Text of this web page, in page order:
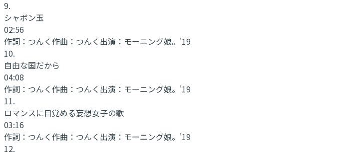
9.
シャボン玉
02:56
作詞： つんく作曲： つんく 出演： モーニング娘。'19
10.
自由な国だから
04:08
作詞： つんく作曲： つんく 出演： モーニング娘。'19
11.
ロマンスに目覚める妄想女子の歌
03:16
作詞： つんく作曲： つんく 出演： モーニング娘。'19
12.